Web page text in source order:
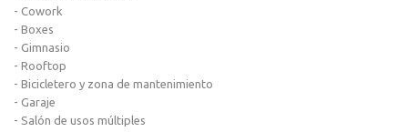
- Cowork
- Boxes
- Gimnasio
- Rooftop
- Bicicletero y zona de mantenimiento
- Garaje
- Salón de usos múltiples